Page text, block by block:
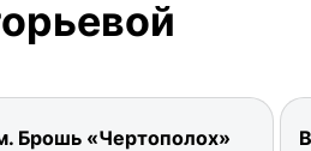
Брошь «Чертополох»